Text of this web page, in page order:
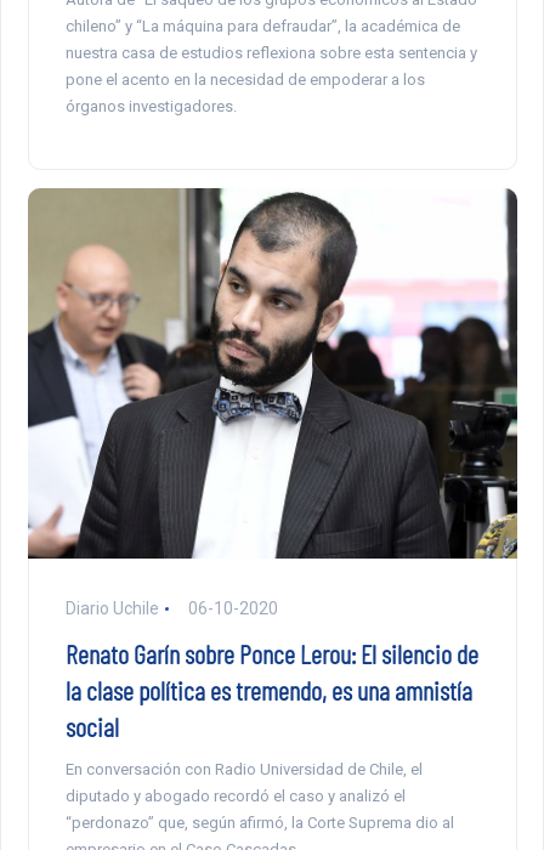
chileno” y “La máquina para defraudar”, la académica de
nuestra casa de estudios reflexiona sobre esta sentencia y
pone el acento en la necesidad de empoderar a los
órganos investigadores.
Diario Uchile 06-10-2020
Renato Garín sobre Ponce Lerou: El silencio de
la clase política es tremendo, es una amnistía
social
En conversación con Radio Universidad de Chile, el
diputado y abogado recordó el caso y analizó el
“perdonazo” que, según afirmó, la Corte Suprema dio al